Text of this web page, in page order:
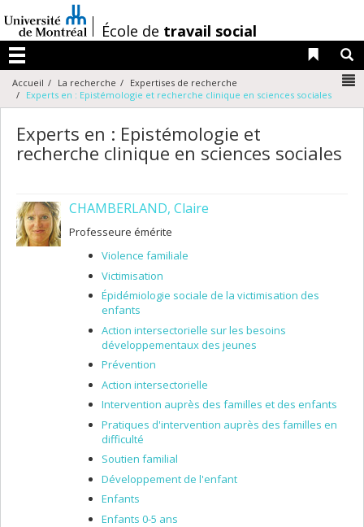
au
contenu
/École de travail social
Menu
Liens
Accueil La recherche
Expertises de recherche
Experts en : Epistémologie et recherche clinique en sciences sociales
Experts en : Epistémologie et
recherche clinique en sciences sociales
CHAMBERLAND, Claire
Professeure émérite
Violence familiale
Victimisation
Épidémiologie sociale de la victimisation des
enfants
Action intersectorielle sur les besoins
développementaux des jeunes
Prévention
Action intersectorielle
Intervention auprès des familles et des enfants
Pratiques d'intervention auprès des familles en
difficulté
Soutien familial
Développement de l'enfant
Enfants
Enfants 0-5 ans